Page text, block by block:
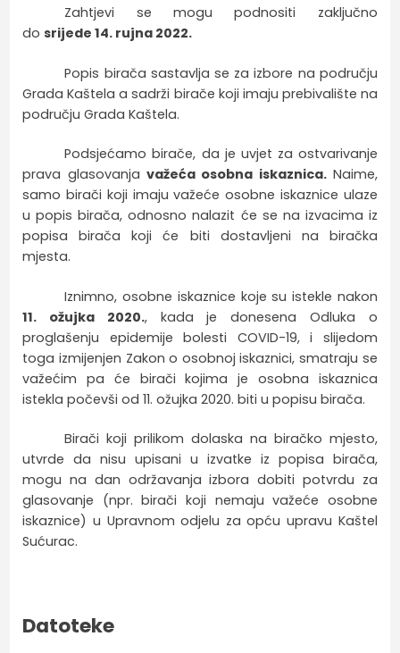
Zahtjevi se mogu podnositi zaključno
dosrijede 14. rujna 2022.
Popis birača sastavlja se za izbore na području
Grada Kaštela a sadrži birače koji imaju prebivalište na
području Grada Kaštela.
Podsjećamo birače, da je uvjet za ostvarivanje
prava glasovanja važeća osobna iskaznica. Naime,
samo birači koji imaju važeće osobne iskaznice ulaze
u popis birača, odnosno nalazit će se na izvacima iz
popisa birača koji će biti dostavljeni na biračka
mjesta.
Iznimno, osobne iskaznice koje su istekle nakon
11. ožujka 2020., kada je donesena Odluka o
proglašenju epidemije bolesti COVID-19, i slijedom
toga izmijenjen Zakon o osobnoj iskaznici, smatraju se
važećim pa će birači kojima je osobna iskaznica
istekla počevši od 11. ožujka 2020. biti u popisu birača.
Birači koji prilikom dolaska na biračko mjesto,
utvrde da nisu upisani u izvatke iz popisa birača,
mogu na dan održavanja izbora dobiti potvrdu za
glasovanje (npr. birači koji nemaju važeće osobne
iskaznice) u Upravnom odjelu za opću upravu Kaštel
Sućurac.
Datoteke